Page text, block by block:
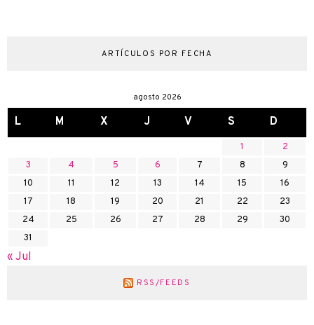
ARTÍCULOS POR FECHA
agosto 2026
L M X J V S D
1
2
3
4 5 6 7 8
9
10
11 12 13 14 15
16
17
18 19 20 21 22
23
24
25 26 27 28 29
30
31
« Jul
RSS/FEEDS